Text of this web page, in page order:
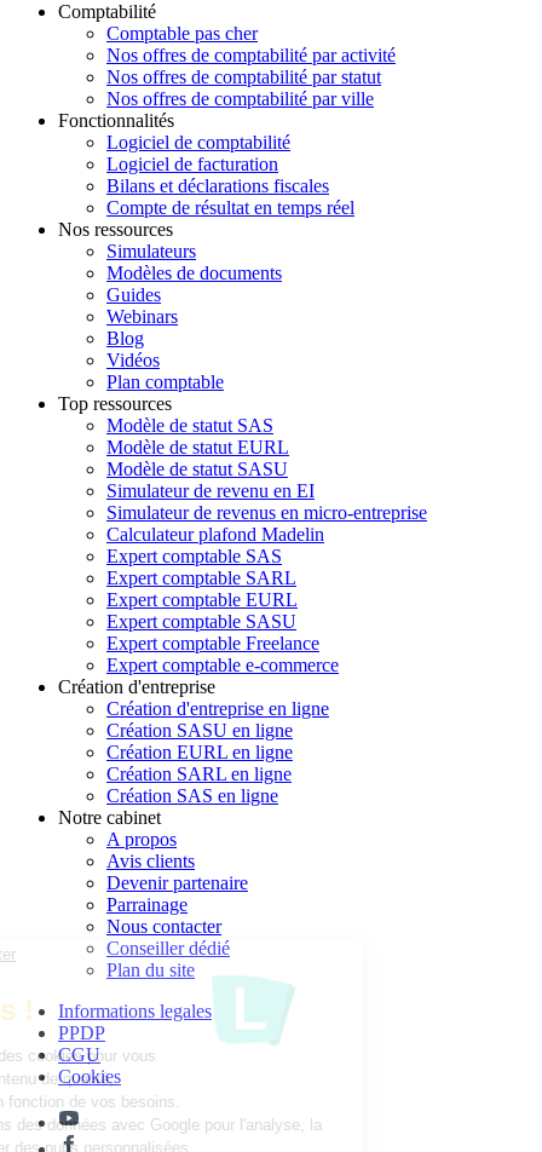
Continuer sans accepter
Parlons un peu...
des Cookies !
Nous utilisons des cookies pour vous
proposer un contenu de qualité,
personnalisé en fonction de vos besoins.
Nous partageons des données avec Google pour l'analyse, la
publicité et créer des pubs personnalisées.
Comptabilité
Comptable pas cher
Nos offres de comptabilité par activité
Nos offres de comptabilité par statut
Nos offres de comptabilité par ville
Fonctionnalités
Logiciel de comptabilité
Logiciel de facturation
Bilans et déclarations fiscales
Compte de résultat en temps réel
Nos ressources
Simulateurs
Modèles de documents
Guides
Webinars
Blog
Vidéos
Plan comptable
Top ressources
Modèle de statut SAS
Modèle de statut EURL
Modèle de statut SASU
Simulateur de revenu en EI
Simulateur de revenus en micro-entreprise
Calculateur plafond Madelin
Expert comptable SAS
Expert comptable SARL
Expert comptable EURL
Expert comptable SASU
Expert comptable Freelance
Expert comptable e-commerce
Création d'entreprise
Création d'entreprise en ligne
Création SASU en ligne
Création EURL en ligne
Création SARL en ligne
Création SAS en ligne
Notre cabinet
A propos
Avis clients
Devenir partenaire
Parrainage
Nous contacter
Conseiller dédié
Plan du site
Informations legales
PPDP
CGU
Cookies